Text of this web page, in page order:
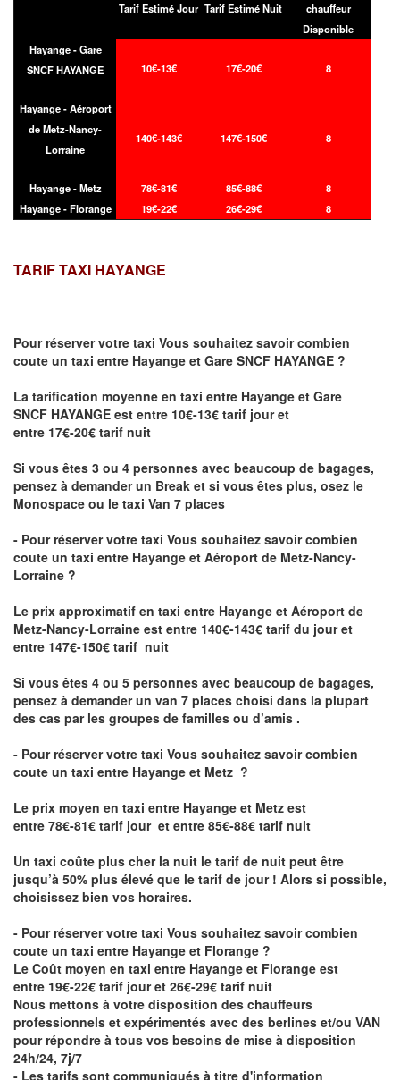
Tarif Estimé Jour Tarif Estimé Nuit
chauffeur
Disponible
Hayange - Gare
SNCF HAYANGE
10€-13€ 17€-20€ 8
Hayange - Aéroport
de Metz-Nancy-
Lorraine
140€-143€ 147€-150€ 8
Hayange - Metz 78€-81€ 85€-88€
8
Hayange - Florange
19€-22€ 26€-29€ 8
TARIF TAXI HAYANGE
Pour réserver votre taxi Vous souhaitez savoircombien
coute un taxi entre Hayange et Gare SNCF HAYANGE ?
La tarification moyenne en taxi entre Hayange et Gare
SNCF HAYANGE est entre 10€-13€ tarif jour et
entre 17€-20€ tarif nuit
Si vous êtes 3 ou 4 personnes avec beaucoup de bagages,
pensez à demander un Break et si vous êtes plus, osez le
Monospace ou le taxi Van 7 places
- Pour réserver votre taxi Vous souhaitez savoircombien
coute un taxi entre Hayange et Aéroport de Metz-Nancy-
Lorraine ?
Le prix approximatif en taxi entre Hayange et Aéroport de
Metz-Nancy-Lorraine est entre 140€-143€ tarif du jour et
entre 147€-150€ tarif nuit
Si vous êtes 4 ou 5 personnes avec beaucoup de bagages,
pensez à demander un van 7 places choisi dans la plupart
des cas par les groupes de familles ou d’amis .
- Pour réserver votre taxi Vous souhaitez savoircombien
coute un taxi entre Hayange et Metz ?
Le prix moyen en taxi entre Hayange et Metz est
entre 78€-81€ tarif jour et entre 85€-88€ tarif nuit
Un taxi coûte plus cher la nuit le tarif de nuit peut être
jusqu’à 50% plus élevé que le tarif de jour ! Alors si possible,
choisissez bien vos horaires.
- Pour réserver votre taxi Vous souhaitez savoircombien
coute un taxi entre Hayange et Florange ?
Le Coût moyen en taxi entre Hayange et Florange est
entre 19€-22€ tarif jour et 26€-29€ tarif nuit
Nous mettons à votre disposition des chauffeurs
professionnels et expérimentés avec des berlines et/ou VAN
pour répondre à tous vos besoins de mise à disposition
24h/24, 7j/7
- Les tarifs sont communiqués à titre d'information